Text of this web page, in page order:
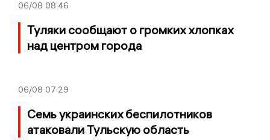
06/08 08:46
Туляки сообщают о громких хлопках
над центром города
06/08 07:29
Семь украинских беспилотников
атаковали Тульскую область